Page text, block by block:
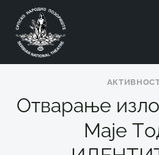
content
Отварање
Маје